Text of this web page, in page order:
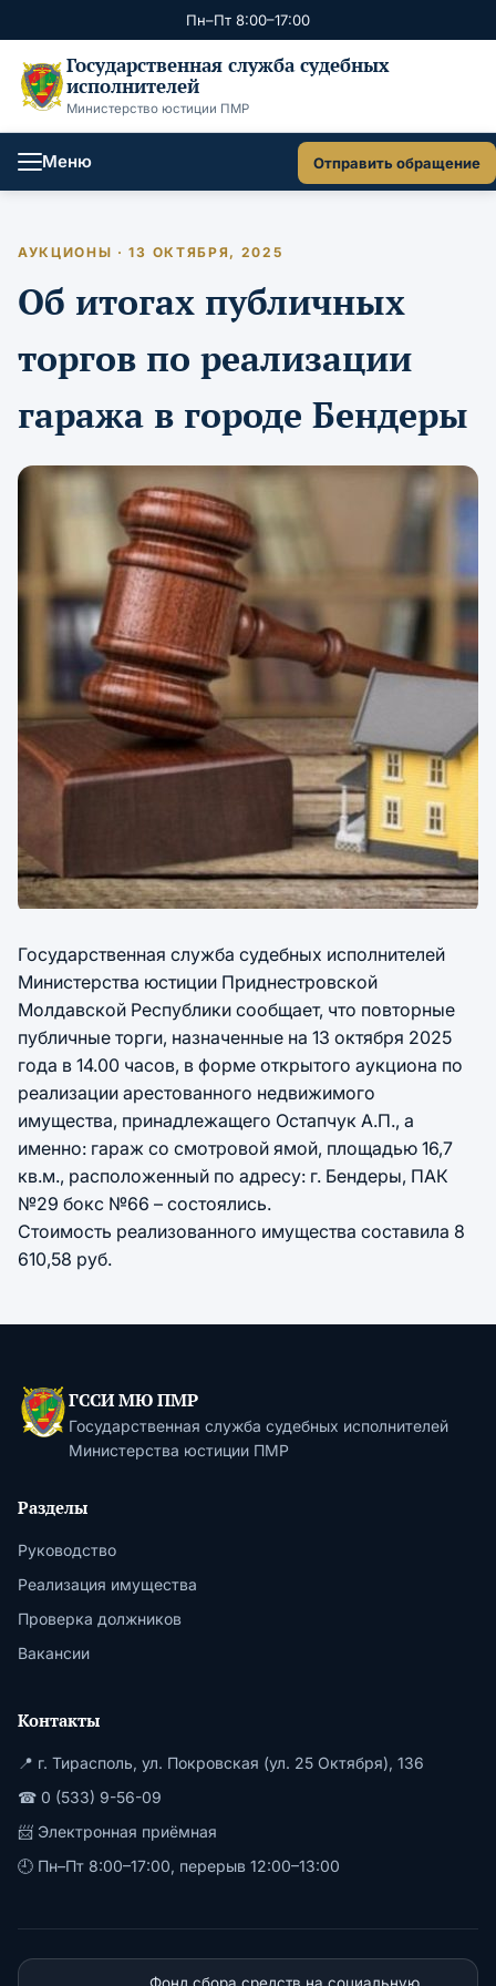
Пн–Пт 8:00–17:00
Государственная служба судебных
исполнителей
Министерство юстиции ПМР
Меню Отправить обращение
АУКЦИОНЫ · 13 ОКТЯБРЯ, 2025
Об итогах публичных
торгов по реализации
гаража в городе Бендеры
Государственная служба судебных исполнителей
Министерства юстиции Приднестровской
Молдавской Республики сообщает, что повторные
публичные торги, назначенные на 13 октября 2025
года в 14.00 часов, в форме открытого аукциона по
реализации арестованного недвижимого
имущества, принадлежащего Остапчук А.П., а
именно: гараж со смотровой ямой, площадью 16,7
кв.м., расположенный по адресу: г. Бендеры, ПАК
№29 бокс №66 – состоялись.
Стоимость реализованного имущества составила 8
610,58 руб.
ГССИ МЮ ПМР
Государственная служба судебных исполнителей
Министерства юстиции ПМР
Разделы
Руководство
Реализация имущества
Проверка должников
Вакансии
Контакты
📍 г. Тирасполь, ул. Покровская (ул. 25 Октября), 136
☎ 0 (533) 9-56-09
📨 Электронная приёмная
🕘 Пн–Пт 8:00–17:00, перерыв 12:00–13:00